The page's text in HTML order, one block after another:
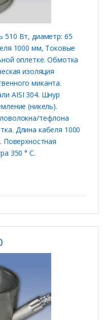
510 Вт, диаметр: 65
1000 мм, Токовые
оплетке. Обмотка
изоляция
миканта.
AISI 304. Шнур
(никель).
тефлона
Длина кабеля 1000
Поверхностная
350 ° C.